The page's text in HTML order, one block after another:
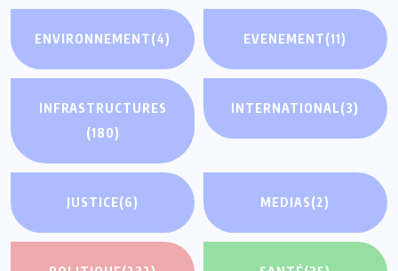
ENVIRONNEMENT(4) EVENEMENT(11)
INFRASTRUCTURES
(180)
INTERNATIONAL(3)
JUSTICE(6) MEDIAS(2)